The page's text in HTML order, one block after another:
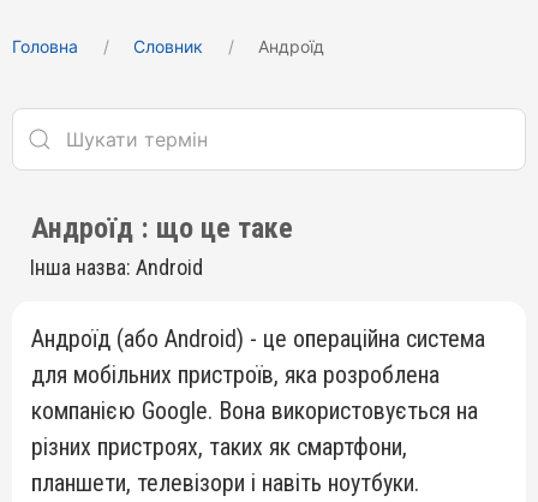
Головна Cловник Андроїд
Андроїд : що це таке
Інша назва: Android
Андроїд (або Android) - це операційна система
для мобільних пристроїв, яка розроблена
компанією Google. Вона використовується на
різних пристроях, таких як смартфони,
планшети, телевізори і навіть ноутбуки.